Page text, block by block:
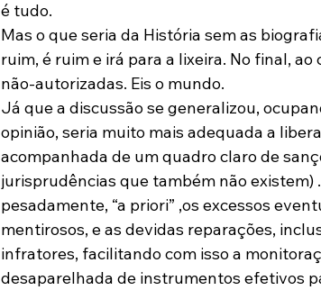
é tudo.
Mas o que seria da História sem as
ruim, é ruim e irá para a lixeira. No final,
não-autorizadas. Eis o mundo.
Já que a discussão se generalizou,
opinião, seria muito mais adequada a
acompanhada de um quadro claro de
jurisprudências que também não
pesadamente, “a priori” ,os excessos
mentirosos, e as devidas reparações,
infratores, facilitando com isso a
desaparelhada de instrumentos efetivos